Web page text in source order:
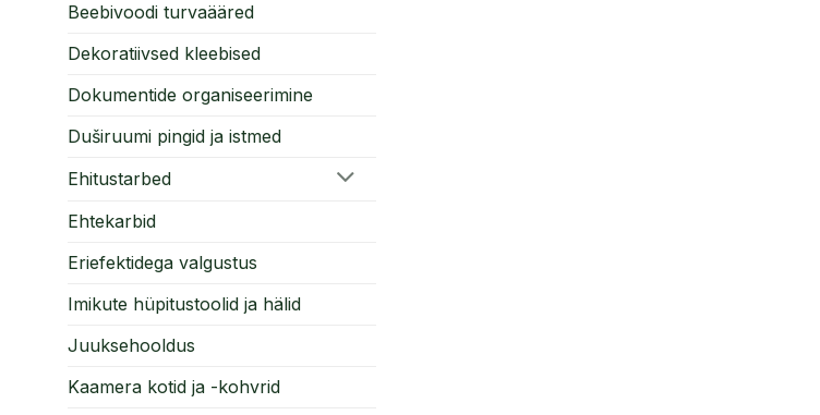
Beebivoodi turvaääred
Dekoratiivsed kleebised
Dokumentide organiseerimine
Duširuumi pingid ja istmed
Ehitustarbed
Ehtekarbid
Eriefektidega valgustus
Imikute hüpitustoolid ja hälid
Juuksehooldus
Kaamera kotid ja -kohvrid